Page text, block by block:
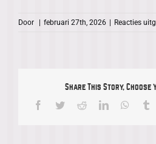
Door | februari 27th, 2026 | Reacties
Share This Story,
Facebook
TwitterRedditLinkedIn